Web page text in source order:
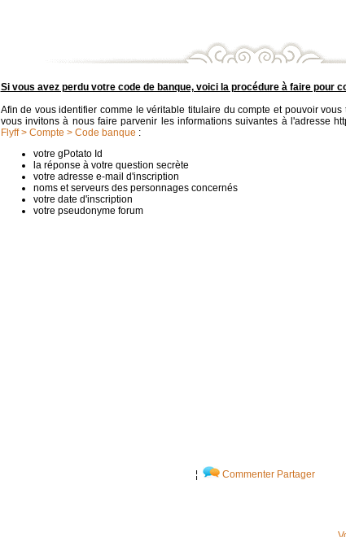
Si vous avez perdu votre code de banque, voici la procédure à faire pour
Afin de vous identifier comme le véritable titulaire du compte et pouvoir
vous invitons à nous faire parvenir les informations suivantes à l'adresse
Flyff > Compte > Code banque :
votre gPotato Id
la réponse à votre question secrète
votre adresse e-mail d'inscription
noms et serveurs des personnages concernés
votre date d'inscription
votre pseudonyme forum
¦ Commenter Partager